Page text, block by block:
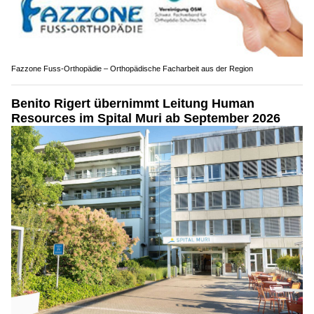
Fazzone Fuss-Orthopädie – Orthopädische Facharbeit aus der Region
Benito Rigert übernimmt Leitung Human
Resources im Spital Muri ab September 2026